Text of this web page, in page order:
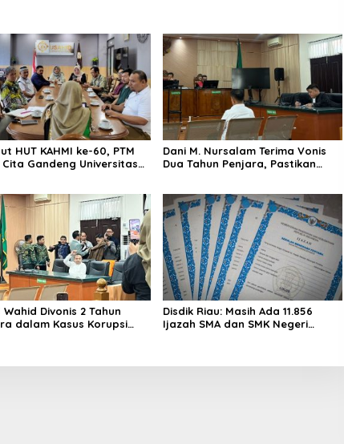
HUT KAHMI ke-60, PTM
Cita Gandeng Universitas
Dani M. Nursalam Terima Vonis
Dua Tahun Penjara, Pastikan
Wahid Divonis 2 Tahun
dalam Kasus Korupsi
Disdik Riau: Masih Ada 11.856
Ijazah SMA dan SMK Negeri